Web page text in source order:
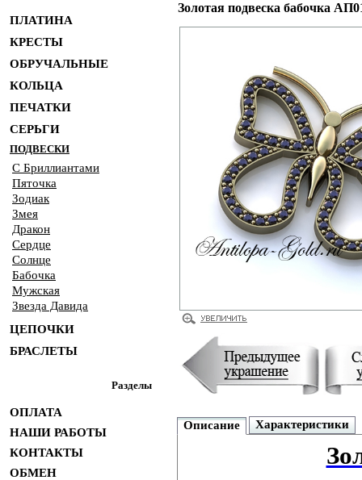
ПЛАТИНА
КРЕСТЫ
ОБРУЧАЛЬНЫЕ
КОЛЬЦА
ПЕЧАТКИ
СЕРЬГИ
ПОДВЕСКИ
С Бриллиантами
Пяточка
Зодиак
Змея
Дракон
Сердце
Солнце
Бабочка
Мужская
Звезда Давида
ЦЕПОЧКИ
БРАСЛЕТЫ
Разделы
ОПЛАТА
НАШИ РАБОТЫ
КОНТАКТЫ
ОБМЕН
Золотая подвеска бабочка
Описание Характеристики